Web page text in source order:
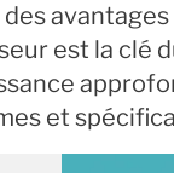
est la clé
et